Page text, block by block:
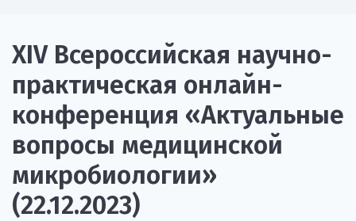
XIV Всероссийская научно-
практическая онлайн-
конференция «Актуальные
вопросы медицинской
микробиологии»
(22.12.2023)